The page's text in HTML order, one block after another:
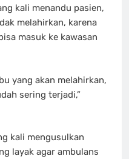
kali menandu pasien,
melahirkan, karena
masuk ke kawasan
yang akan melahirkan,
sering terjadi,”
kali mengusulkan
layak agar ambulans